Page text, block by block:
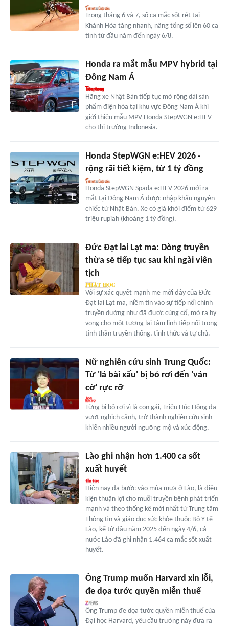
Trong tháng 6 và 7, số ca mắc sốt rét tại
Khánh Hòa tăng nhanh, nâng tổng số lên 60 ca
tính từ đầu năm đến ngày 6/8.
Honda ra mắt mẫu MPV hybrid tại
Đông Nam Á
Hãng xe Nhật Bản tiếp tục mở rộng dải sản
phẩm điện hóa tại khu vực Đông Nam Á khi
giới thiệu mẫu MPV Honda StepWGN e:HEV
cho thị trường Indonesia.
Honda StepWGN e:HEV 2026 -
rộng rãi tiết kiệm, từ 1 tỷ đồng
Honda StepWGN Spada e:HEV 2026 mới ra
mắt tại Đông Nam Á được nhập khẩu nguyên
chiếc từ Nhật Bản. Xe có giá khởi điểm từ 629
triệu rupiah (khoảng 1 tỷ đồng).
Đức Đạt lai Lạt ma: Dòng truyền
thừa sẽ tiếp tục sau khi ngài viên
tịch
Với sự xác quyết mạnh mẽ mới đây của Đức
Đạt lai Lạt ma, niềm tin vào sự tiếp nối chính
truyền dường như đã được củng cố, mở ra hy
vọng cho một tương lai tâm linh tiếp nối trong
tinh thần truyền thống, tỉnh thức và tự chủ.
Nữ nghiên cứu sinh Trung Quốc:
Từ 'lá bài xấu' bị bỏ rơi đến 'ván
cờ' rực rỡ
Từng bị bỏ rơi vì là con gái, Triệu Húc Hồng đã
vượt nghịch cảnh, trở thành nghiên cứu sinh
khiến nhiều người ngưỡng mộ và xúc động.
Lào ghi nhận hơn 1.400 ca sốt
xuất huyết
Hiện nay đã bước vào mùa mưa ở Lào, là điều
kiện thuận lợi cho muỗi truyền bệnh phát triển
mạnh và theo thống kê mới nhất từ Trung tâm
Thông tin và giáo dục sức khỏe thuộc Bộ Y tế
Lào, kể từ đầu năm 2025 đến ngày 4/6, cả
nước Lào đã ghi nhận 1.464 ca mắc sốt xuất
huyết.
Ông Trump muốn Harvard xin lỗi,
đe dọa tước quyền miễn thuế
Ông Trump đe dọa tước quyền miễn thuế của
Đại học Harvard, yêu cầu trường này đưa ra